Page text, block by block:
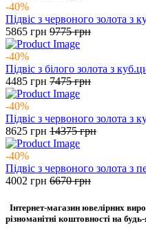
-40%
Підвіс з червоного золота з
5865 грн 9775грн
-40%
Підвіс з білого золота з
4485 грн 7475грн
-40%
Підвіс з червоного золота з
8625 грн 14375грн
-40%
Підвіс з червоного золота з
4002 грн 6670грн
Інтернет-магазин ювелірних
різноманітні коштовності на